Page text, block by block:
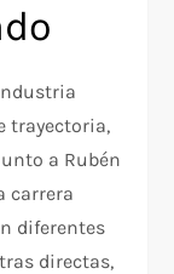
trayectoria,
a Rubén
carrera
diferentes
directas,